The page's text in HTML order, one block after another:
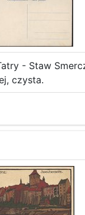
- Staw
czysta.